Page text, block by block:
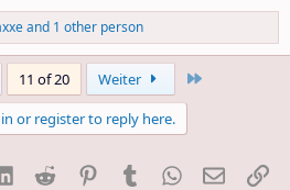
and 1 other person
11 of 20 Weiter
or register to reply here.
LinkedInReddit PinterestTumblrWhatsApp
E-Mail